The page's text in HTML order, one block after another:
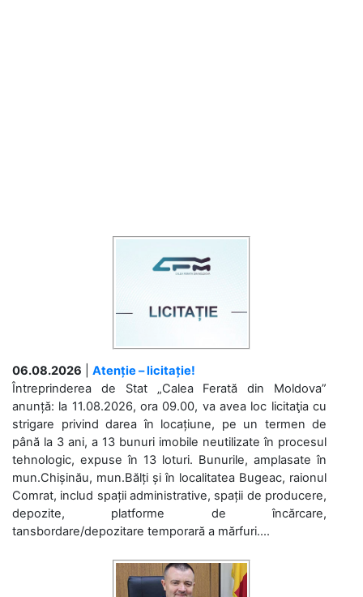
06.08.2026
Atenție – licitație!
Întreprinderea de Stat „Calea Ferată din Moldova”
anunță: la 11.08.2026, ora 09.00, va avea loc licitaţia cu
strigare privind darea în locațiune, pe un termen de
până la 3 ani, a 13 bunuri imobile neutilizate în procesul
tehnologic, expuse în 13 loturi. Bunurile, amplasate în
mun.Chișinău, mun.Bălți și în localitatea Bugeac, raionul
Comrat, includ spații administrative, spații de producere,
depozite, platforme de încărcare,
tansbordare/depozitare temporară a mărfuri....